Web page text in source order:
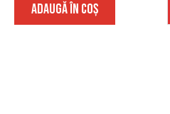
ADAUGĂ ÎN COȘ